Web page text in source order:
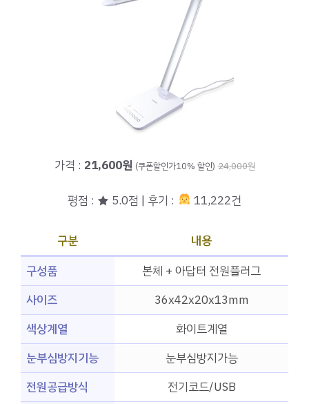
가격 : 21,600원 (쿠폰할인가10% 할인) 24,000원
평점 : ★ 5.0점 | 후기 : 11,222건
구분
내용
구성품
본체 + 아답터 전원플러그
사이즈
36x42x20x13mm
색상계열
화이트계열
눈부심방지기능
눈부심방지가능
전원공급방식
전기코드/USB